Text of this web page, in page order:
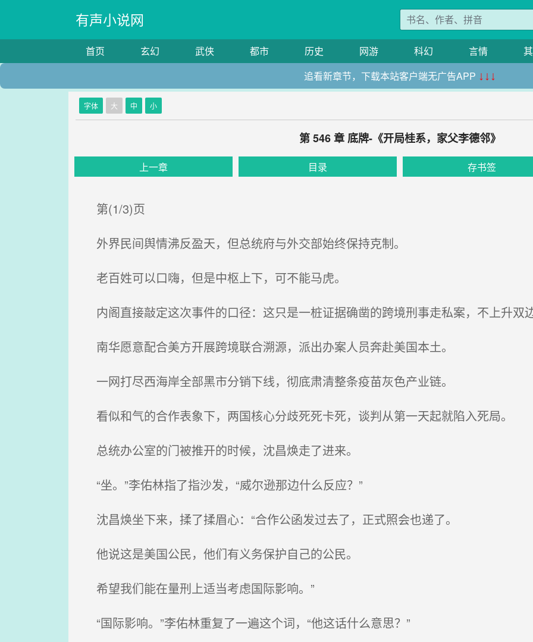
有声小说网
首页 玄幻 武侠 都市 历史 网游 科幻 言情
追看新章节，下载本站客户端无广告APP ↓↓↓
字体 大 中 小
第 546 章 底牌-《开局桂系，家父李德邻》
上一章 目录 存书签
第(1/3)页
外界民间舆情沸反盈天，但总统府与外交部始终保持克制。
老百姓可以口嗨，但是中枢上下，可不能马虎。
内阁直接敲定这次事件的口径：这只是一桩证据确凿的跨境刑事走私案，不上升双
南华愿意配合美方开展跨境联合溯源，派出办案人员奔赴美国本土。
一网打尽西海岸全部黑市分销下线，彻底肃清整条疫苗灰色产业链。
看似和气的合作表象下，两国核心分歧死死卡死，谈判从第一天起就陷入死局。
总统办公室的门被推开的时候，沈昌焕走了进来。
“坐。”李佑林指了指沙发，“威尔逊那边什么反应？”
沈昌焕坐下来，揉了揉眉心：“合作公函发过去了，正式照会也递了。
他说这是美国公民，他们有义务保护自己的公民。
希望我们能在量刑上适当考虑国际影响。”
“国际影响。”李佑林重复了一遍这个词，“他这话什么意思？”